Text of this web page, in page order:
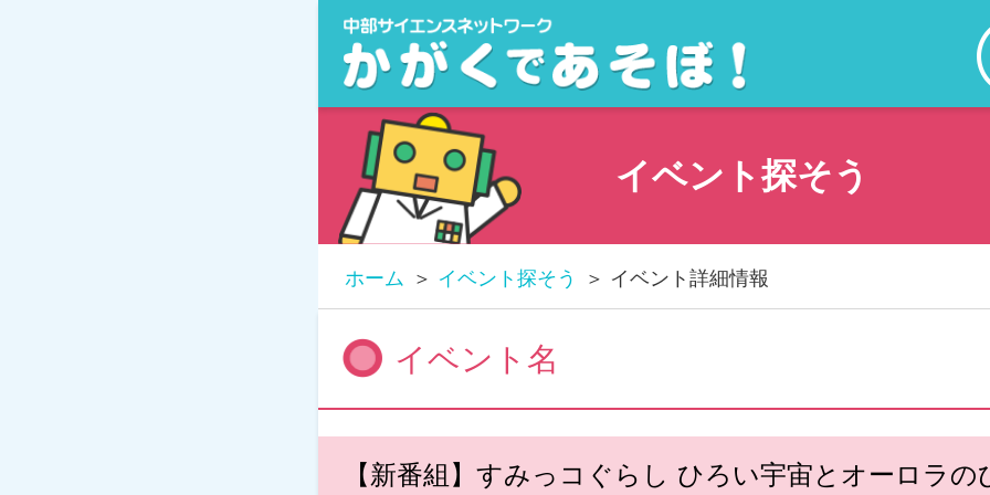
イベント探そう
ホーム イベント探そう イベント詳細情報
イベント名
【新番組】すみっコぐらし ひろい宇宙とオーロラの